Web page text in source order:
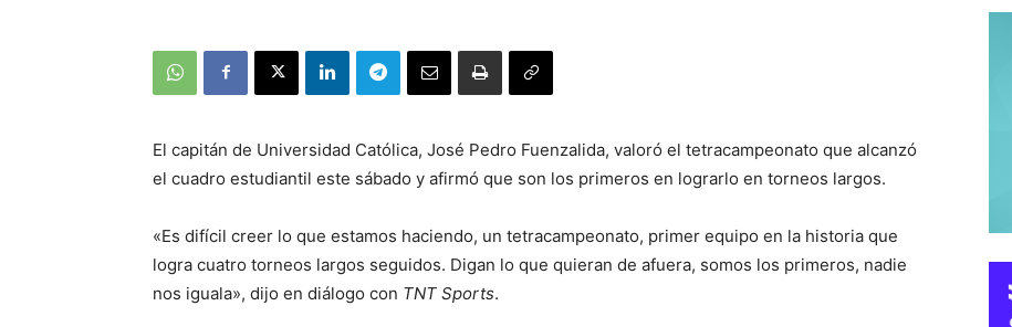
El capitán de Universidad Católica, José Pedro Fuenzalida, valoró el tetracampeonato que alcanzó
el cuadro estudiantil este sábado y afirmó que son los primeros en lograrlo en torneos largos.
«Es difícil creer lo que estamos haciendo, un tetracampeonato, primer equipo en la historia que
logra cuatro torneos largos seguidos. Digan lo que quieran de afuera, somos los primeros, nadie
nos iguala», dijo en diálogo con TNT Sports.